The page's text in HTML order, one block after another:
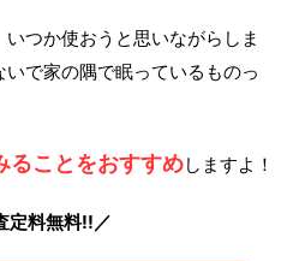
つか使おうと思いながらしま
で家の隅で眠っているものっ
ることをおすすめしますよ！
定料無料!!／